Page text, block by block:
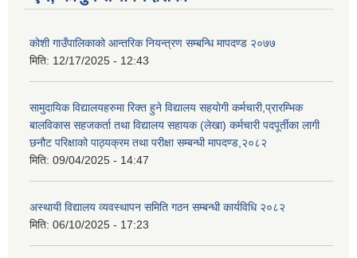
कोशी गाउँपालिकाको आन्तरिक नियन्त्रण सम्बन्धि मापदण्ड २०७७
मिति: 12/17/2025 - 12:43
सामुदायिक विद्यालयहरुमा रिक्त हुने विद्यालय सहयोगी कर्मचारी,प्रारम्भिक
बालविकास सहजकर्ता तथा विद्यालय सहायक (लेखा) कर्मचारी पदपूर्तीका लागी
छनौट परिक्षाको पाठ्यक्रम तथा परीक्षा सम्बन्धी मापदण्ड,२०८२
मिति: 09/04/2025 - 14:47
अस्थायी विद्यालय व्यवस्थापन समिति गठन सम्बन्धी कार्यविधि २०८२
मिति: 06/10/2025 - 17:23